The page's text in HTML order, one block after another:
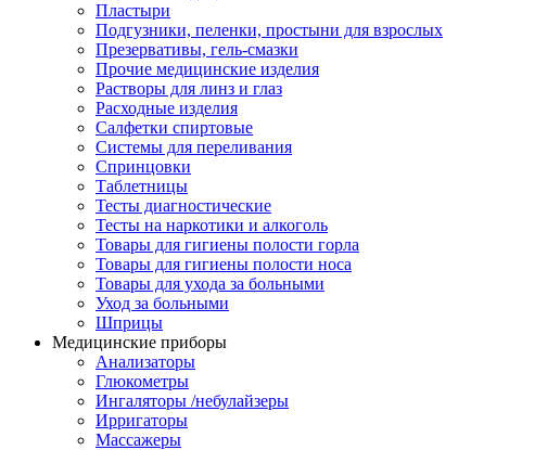
Пластыри
Подгузники, пеленки, простыни для взрослых
Презервативы, гель-смазки
Прочие медицинские изделия
Растворы для линз и глаз
Расходные изделия
Салфетки спиртовые
Системы для переливания
Спринцовки
Таблетницы
Тесты диагностические
Тесты на наркотики и алкоголь
Товары для гигиены полости горла
Товары для гигиены полости носа
Товары для ухода за больными
Уход за больными
Шприцы
Медицинские приборы
Анализаторы
Глюкометры
Ингаляторы /небулайзеры
Ирригаторы
Массажеры